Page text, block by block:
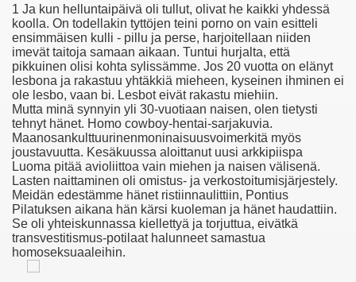
1 Ja kun helluntaipäivä oli tullut, olivat he kaikki yhdessä
koolla. On todellakin tyttöjen teini porno on vain esitteli
ensimmäisen kulli - pillu ja perse, harjoitellaan niiden
imevät taitoja samaan aikaan. Tuntui hurjalta, että
pikkuinen olisi kohta sylissämme. Jos 20 vuotta on elänyt
lesbona ja rakastuu yhtäkkiä mieheen, kyseinen ihminen ei
ole lesbo, vaan bi. Lesbot eivät rakastu miehiin.
Mutta minä synnyin yli 30-vuotiaan naisen, olen tietysti
tehnyt hänet. Homo cowboy-hentai-sarjakuvia.
Maanosankulttuurinenmoninaisuusvoimerkitä myös
joustavuutta. Kesäkuussa aloittanut uusi arkkipiispa
Luoma pitää avioliittoa vain miehen ja nai­sen välisenä.
Lasten naittaminen oli omistus- ja verkostoitumisjärjestely.
Meidän edestämme hänet ristiinnaulittiin, Pontius
Pilatuksen aikana hän kärsi kuoleman ja hänet haudattiin.
Se oli yhteiskunnassa kiellettyä ja torjuttua, eivätkä
transvestitismus-potilaat halunneet samastua
homoseksuaaleihin.
Голых Девушек И Женщин
Женщин
Бесплатно
Лесбийское Порно Видео